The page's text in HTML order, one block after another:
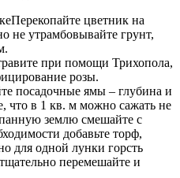
Перекопайте цветник на
не утрамбовывайте грунт,
при помощи Трихопола,
розы.
посадочные ямы – глубина и
что в 1 кв. м можно сажать не
землю смешайте с
добавьте торф,
для одной лунки горсть
перемешайте и